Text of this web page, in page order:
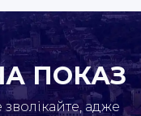
ПОКАЗ
адже